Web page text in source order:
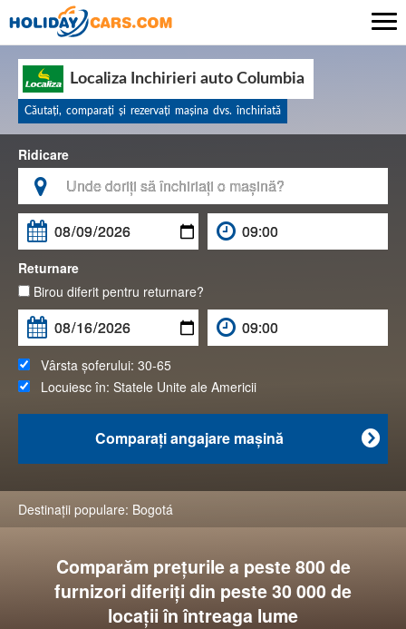
Localiza Inchirieri auto Columbia
Căutaţi, comparaţi şi rezervaţi maşina dvs. închiriată
Ridicare


Returnare
Birou diferit pentru returnare?
Vârsta șoferului: 30-65
Locuiesc în: Statele Unite ale Americii

Comparaţi angajare maşină
Destinaţii populare: Bogotá
Comparăm preţurile a peste 800 de
furnizori diferiţi din peste 30 000 de
locaţii în întreaga lume